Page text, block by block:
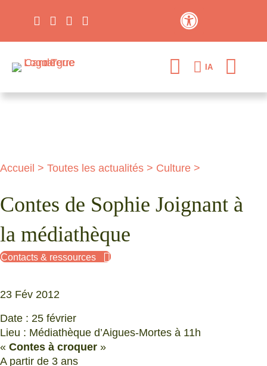
IA
Accueil > Toutes les actualités > Culture >
Contes de Sophie Joignant à
la médiathèque
Contacts & ressources
23 Fév 2012
Date : 25 février
Lieu : Médiathèque d’Aigues-Mortes à 11h
« Contes à croquer »
A partir de 3 ans